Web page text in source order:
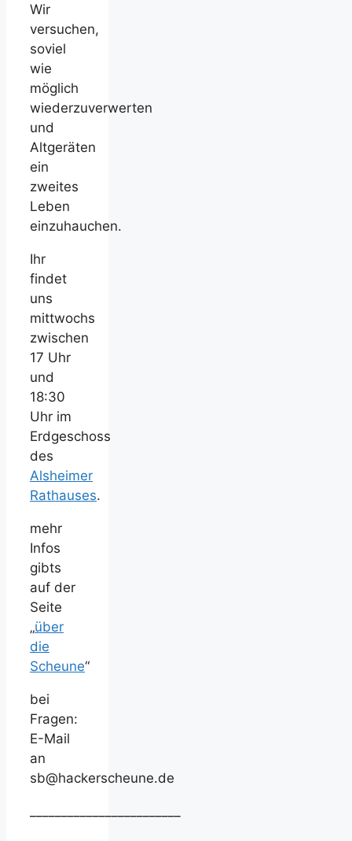
Wir
versuchen,
soviel
wie
möglich
wiederzuverwerten
und
Altgeräten
ein
zweites
Leben
einzuhauchen.
Ihr
findet
uns
mittwochs
zwischen
17 Uhr
und
18:30
Uhr im
Erdgeschoss
des
Alsheimer
Rathauses.
mehr
Infos
gibts
auf der
Seite
„über
die
Scheune“
bei
Fragen:
E-Mail
an
sb@hackerscheune.de